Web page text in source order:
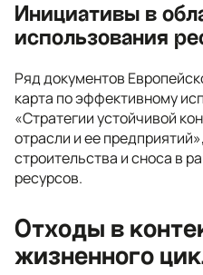
Инициативы в
использования
Ряд документов
карта по эффективному
«Стратегии устойчивой
отрасли и ее
строительства и сноса в
ресурсов.
Отходы в
жизненного